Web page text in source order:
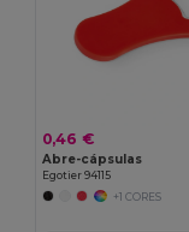
0,46 €
Abre-cápsulas
Egotier 94115
+1 CORES